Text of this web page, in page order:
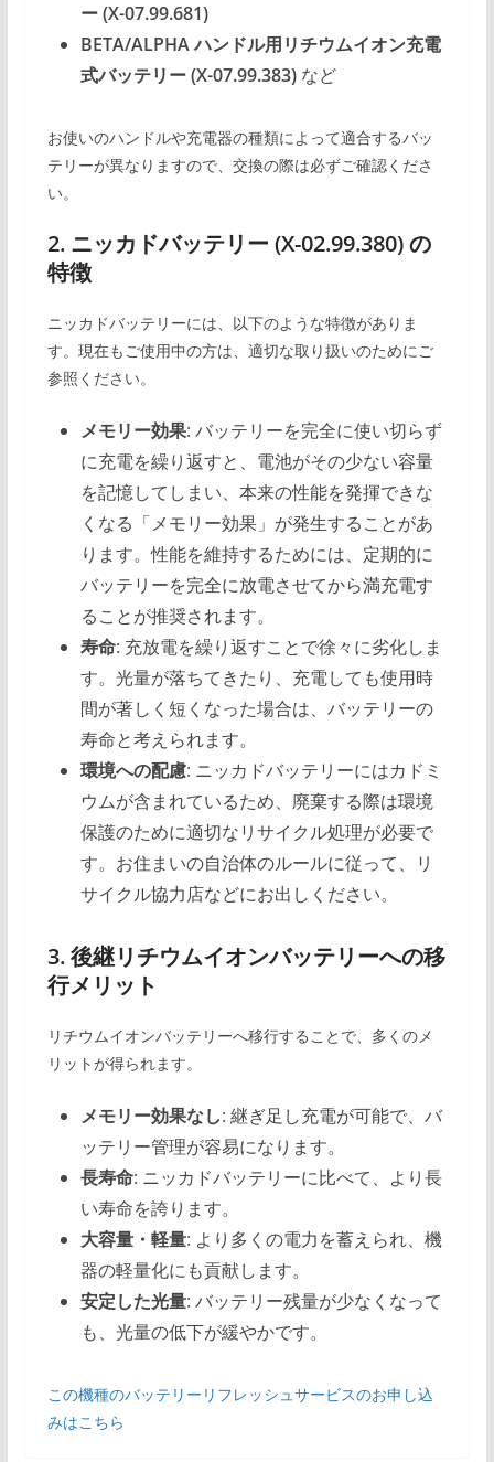
ー (X-07.99.681)
BETA/ALPHA ハンドル用リチウムイオン充電
式バッテリー (X-07.99.383)など
お使いのハンドルや充電器の種類によって適合するバッ
テリーが異なりますので、交換の際は必ずご確認くださ
い。
2. ニッカドバッテリー (X-02.99.380) の
特徴
ニッカドバッテリーには、以下のような特徴がありま
す。現在もご使用中の方は、適切な取り扱いのためにご
参照ください。
メモリー効果: バッテリーを完全に使い切らず
に充電を繰り返すと、電池がその少ない容量
を記憶してしまい、本来の性能を発揮できな
くなる「メモリー効果」が発生することがあ
ります。性能を維持するためには、定期的に
バッテリーを完全に放電させてから満充電す
ることが推奨されます。
寿命: 充放電を繰り返すことで徐々に劣化しま
す。光量が落ちてきたり、充電しても使用時
間が著しく短くなった場合は、バッテリーの
寿命と考えられます。
環境への配慮: ニッカドバッテリーにはカドミ
ウムが含まれているため、廃棄する際は環境
保護のために適切なリサイクル処理が必要で
す。お住まいの自治体のルールに従って、リ
サイクル協力店などにお出しください。
3. 後継リチウムイオンバッテリーへの移
行メリット
リチウムイオンバッテリーへ移行することで、多くのメ
リットが得られます。
メモリー効果なし: 継ぎ足し充電が可能で、バ
ッテリー管理が容易になります。
長寿命: ニッカドバッテリーに比べて、より長
い寿命を誇ります。
大容量・軽量: より多くの電力を蓄えられ、機
器の軽量化にも貢献します。
安定した光量: バッテリー残量が少なくなって
も、光量の低下が緩やかです。
この機種のバッテリーリフレッシュサービスのお申し込
みはこちら